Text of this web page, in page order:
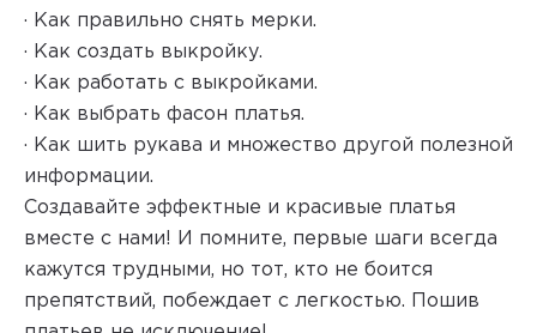
· Как правильно снять мерки.
· Как создать выкройку.
· Как работать с выкройками.
· Как выбрать фасон платья.
· Как шить рукава и множество другой полезной
информации.
Создавайте эффектные и красивые платья
вместе с нами! И помните, первые шаги всегда
кажутся трудными, но тот, кто не боится
препятствий, побеждает с легкостью. Пошив